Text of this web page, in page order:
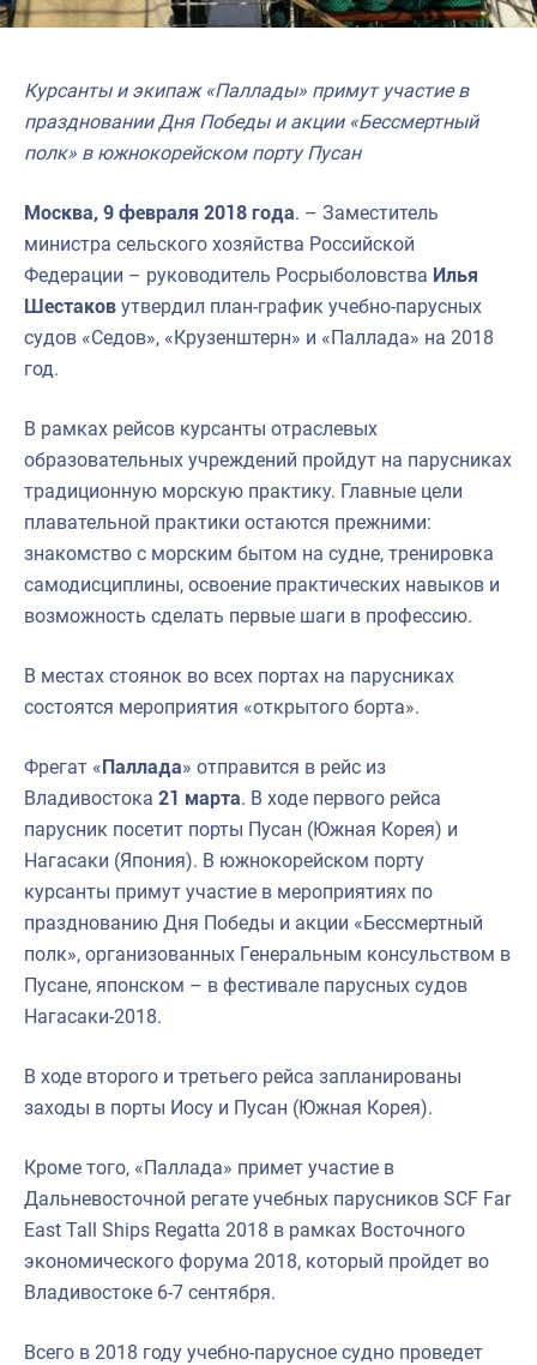
Курсанты и экипаж «Паллады» примут участие в
праздновании Дня Победы и акции «Бессмертный
полк» в южнокорейском порту Пусан
Москва, 9 февраля 2018 года. – Заместитель
министра сельского хозяйства Российской
Федерации – руководитель Росрыболовства Илья
Шестаков утвердил план-график учебно-парусных
судов «Седов», «Крузенштерн» и «Паллада» на 2018
год.
В рамках рейсов курсанты отраслевых
образовательных учреждений пройдут на парусниках
традиционную морскую практику. Главные цели
плавательной практики остаются прежними:
знакомство с морским бытом на судне, тренировка
самодисциплины, освоение практических навыков и
возможность сделать первые шаги в профессию.
В местах стоянок во всех портах на парусниках
состоятся мероприятия «открытого борта».
Фрегат «Паллада» отправится в рейс из
Владивостока 21 марта. В ходе первого рейса
парусник посетит порты Пусан (Южная Корея) и
Нагасаки (Япония). В южнокорейском порту
курсанты примут участие в мероприятиях по
празднованию Дня Победы и акции «Бессмертный
полк», организованных Генеральным консульством в
Пусане, японском – в фестивале парусных судов
Нагасаки-2018.
В ходе второго и третьего рейса запланированы
заходы в порты Иосу и Пусан (Южная Корея).
Кроме того, «Паллада» примет участие в
Дальневосточной регате учебных парусников SCF Far
East Tall Ships Regatta 2018 в рамках Восточного
экономического форума 2018, который пройдет во
Владивостоке 6-7 сентября.
Всего в 2018 году учебно-парусное судно проведет